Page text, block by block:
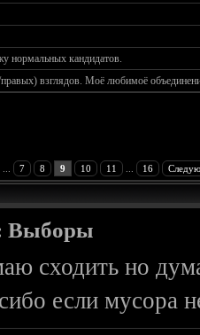
нормальных кандидатов.
взглядов. Моё любимоё
7 8 9 10 11 16
Выборы
сходить но
если мусора